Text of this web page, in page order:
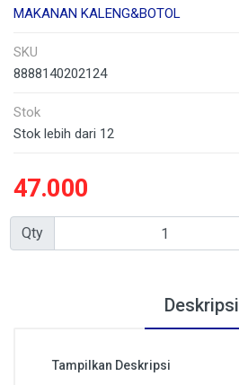
MAKANAN KALENG&BOTOL
SKU
8888140202124
Stok
Stok lebih dari 12
47.000
Qty
Deskripsi
Tampilkan Deskripsi